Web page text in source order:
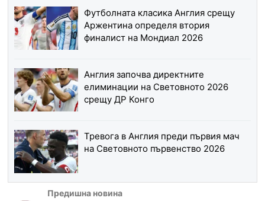
Футболната класика Англия срещу
Аржентина определя втория
финалист на Мондиал 2026
Англия започва директните
елиминации на Световното 2026
срещу ДР Конго
Тревога в Англия преди първия мач
на Световното първенство 2026